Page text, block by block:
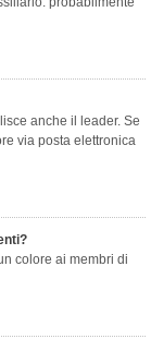
anche il leader. Se
via posta elettronica
colore ai membri di